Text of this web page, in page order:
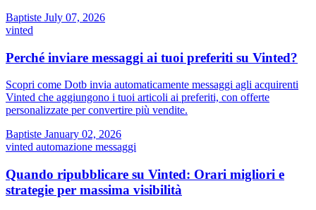
Baptiste July 07, 2026
vinted
Perché inviare messaggi ai tuoi preferiti su Vinted?
Scopri come Dotb invia automaticamente messaggi agli acquirenti
Vinted che aggiungono i tuoi articoli ai preferiti, con offerte
personalizzate per convertire più vendite.
Baptiste January 02, 2026
vinted automazione messaggi
Quando ripubblicare su Vinted: Orari migliori e
strategie per massima visibilità